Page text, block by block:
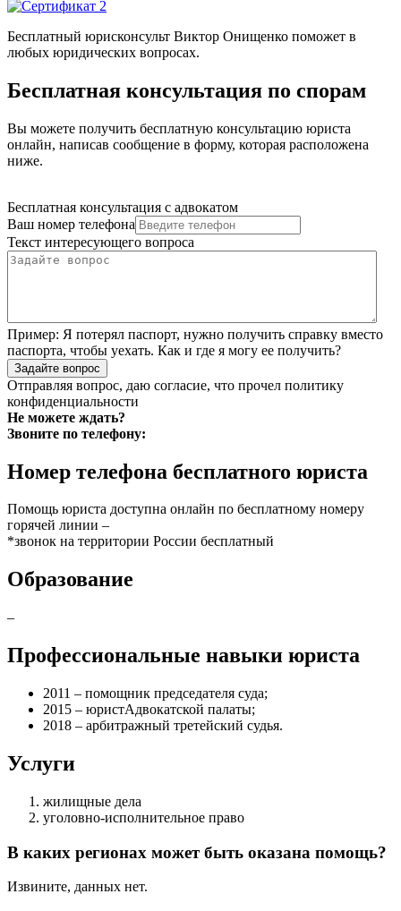
Бесплатный юрисконсульт Виктор Онищенко поможет в
любых юридических вопросах.
Бесплатная консультация по спорам
Вы можете получить бесплатную консультацию юриста
онлайн, написав сообщение в форму, которая расположена
ниже.
Бесплатная консультация с адвокатом
Ваш номер телефона
Текст интересующего вопроса
Пример: Я потерял паспорт, нужно получить справку вместо
паспорта, чтобы уехать. Как и где я могу ее получить?
Задайте вопрос
Отправляя вопрос, даю согласие, что прочел политику
конфиденциальности
Не можете ждать?
Звоните по телефону:
Номер телефона бесплатного юриста
Помощь юриста доступна онлайн по бесплатному номеру
горячей линии –
*звонок на территории России бесплатный
Образование
–
Профессиональные навыки юриста
2011 – помощник председателя суда;
2015 – юристАдвокатской палаты;
2018 – арбитражный третейский судья.
Услуги
жилищные дела
уголовно-исполнительное право
В каких регионах может быть оказана помощь?
Извините, данных нет.